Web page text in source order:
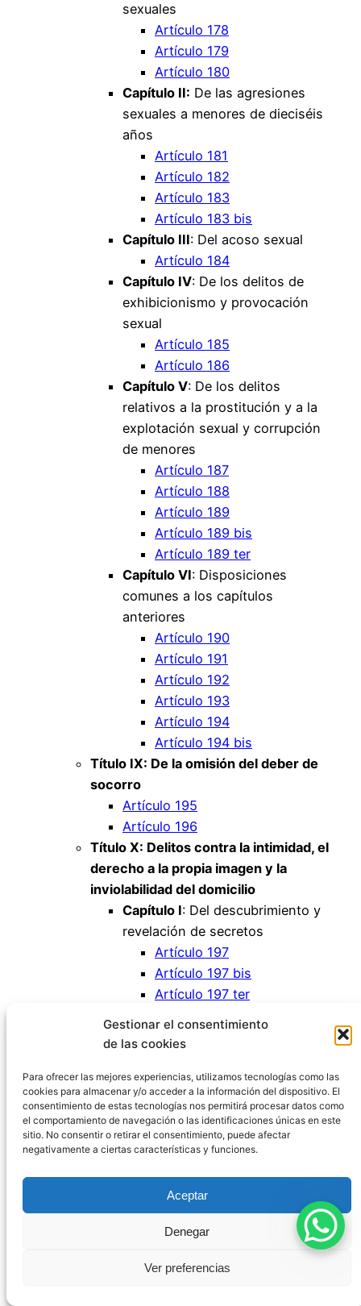
Gestionar el consentimiento
de las cookies
Para ofrecer las mejores experiencias, utilizamos tecnologías como las
cookies para almacenar y/o acceder a la información del dispositivo. El
consentimiento de estas tecnologías nos permitirá procesar datos como
el comportamiento de navegación o las identificaciones únicas en este
sitio. No consentir o retirar el consentimiento, puede afectar
negativamente a ciertas características y funciones.
Aceptar
Denegar
Ver preferencias
sexuales
Artículo 178
Artículo 179
Artículo 180
Capítulo II: De las agresiones
sexuales a menores de dieciséis
años
Artículo 181
Artículo 182
Artículo 183
Artículo 183 bis
Capítulo III: Del acoso sexual
Artículo 184
Capítulo IV: De los delitos de
exhibicionismo y provocación
sexual
Artículo 185
Artículo 186
Capítulo V: De los delitos
relativos a la prostitución y a la
explotación sexual y corrupción
de menores
Artículo 187
Artículo 188
Artículo 189
Artículo 189 bis
Artículo 189 ter
Capítulo VI: Disposiciones
comunes a los capítulos
anteriores
Artículo 190
Artículo 191
Artículo 192
Artículo 193
Artículo 194
Artículo 194 bis
Título IX: De la omisión del deber de
socorro
Artículo 195
Artículo 196
Título X: Delitos contra la intimidad, el
derecho a la propia imagen y la
inviolabilidad del domicilio
Capítulo I: Del descubrimiento y
revelación de secretos
Artículo 197
Artículo 197 bis
Artículo 197 ter
Artículo 197 quater
Artículo 197 quinquies
Artículo 199
Artículo 200
Artículo 201
Capítulo II: Del allanamiento de
abiertos al público
Artículo 202
Artículo 204